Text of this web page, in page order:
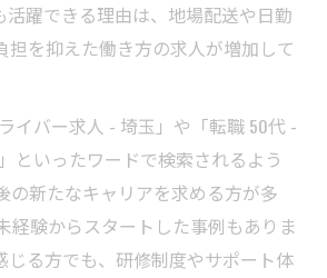
活躍できる理由は、地場配送や日勤
担を抑えた働き方の求人が増加して
イバー求人 - 埼玉」や「転職 50代 -
といったワードで検索されるよう
の新たなキャリアを求める方が多
経験からスタートした事例もありま
じる方でも、研修制度やサポート体